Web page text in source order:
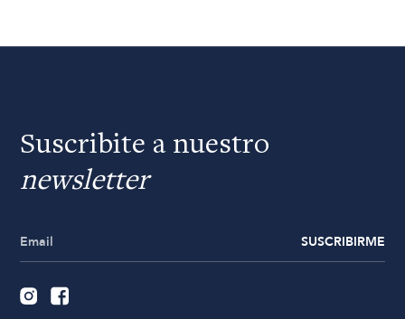
Suscribite a nuestro
newsletter
SUSCRIBIRME